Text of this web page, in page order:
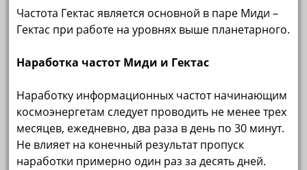
Частота Гектас является основной в паре Миди –
Гектас при работе на уровнях выше планетарного.
Наработка частот Миди и Гектас
Наработку информационных частот начинающим
космоэнергетам следует проводить не менее трех
месяцев, ежедневно, два раза в день по 30 минут.
Не влияет на конечный результат пропуск
наработки примерно один раз за десять дней.